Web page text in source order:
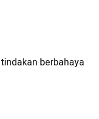
berbahaya